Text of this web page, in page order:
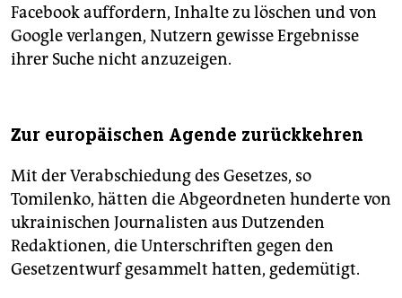
Facebook auffordern, Inhalte zu löschen und von
Google verlangen, Nutzern gewisse Ergebnisse
ihrer Suche nicht anzuzeigen.
Zur europäischen Agende zurückkehren
Mit der Verabschiedung des Gesetzes, so
Tomilenko, hätten die Abgeordneten hunderte von
ukrainischen Journalisten aus Dutzenden
Redaktionen, die Unterschriften gegen den
Gesetzentwurf gesammelt hatten, gedemütigt.